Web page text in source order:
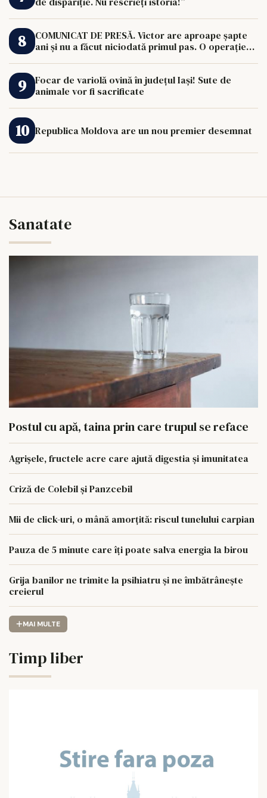
COMUNICAT DE PRESĂ. Victor are aproape șapte
ani și nu a făcut niciodată primul pas. O operație
Focar de variolă ovină în județul Iași! Sute de
animale vor fi sacrificate
Republica Moldova are un nou premier desemnat
Sanatate
Postul cu apă, taina prin care trupul se reface
Agrișele, fructele acre care ajută digestia și imunitatea
Criză de Colebil și Panzcebil
Mii de click-uri, o mână amorțită: riscul tunelului carpian
Pauza de 5 minute care îți poate salva energia la birou
Grija banilor ne trimite la psihiatru și ne îmbătrânește
creierul
MAI MULTE
Timp liber